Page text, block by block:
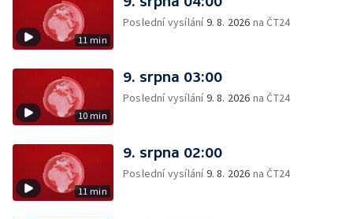
11 min
Poslední vysílání9. 8. 2026 na ČT24
10 min
9. srpna 03:00
Poslední vysílání9. 8. 2026 na ČT24
11 min
9. srpna 02:00
Poslední vysílání9. 8. 2026 na ČT24